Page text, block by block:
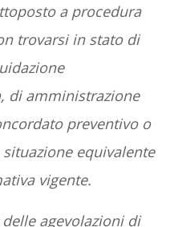
a procedura
trovarsi in stato di
di amministrazione
preventivo o
equivalente
vigente.
agevolazioni di